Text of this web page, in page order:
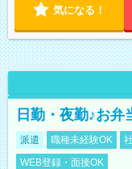
気になる！
日勤・夜勤♪お
派遣 職種未経験OK
WEB登録・面接OK